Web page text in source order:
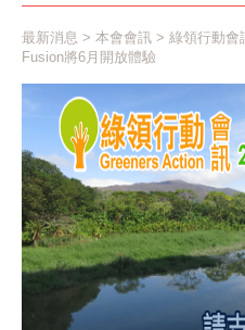
最新消息 > 本會會訊 > 綠領行動會
Fusion將6月開放體驗